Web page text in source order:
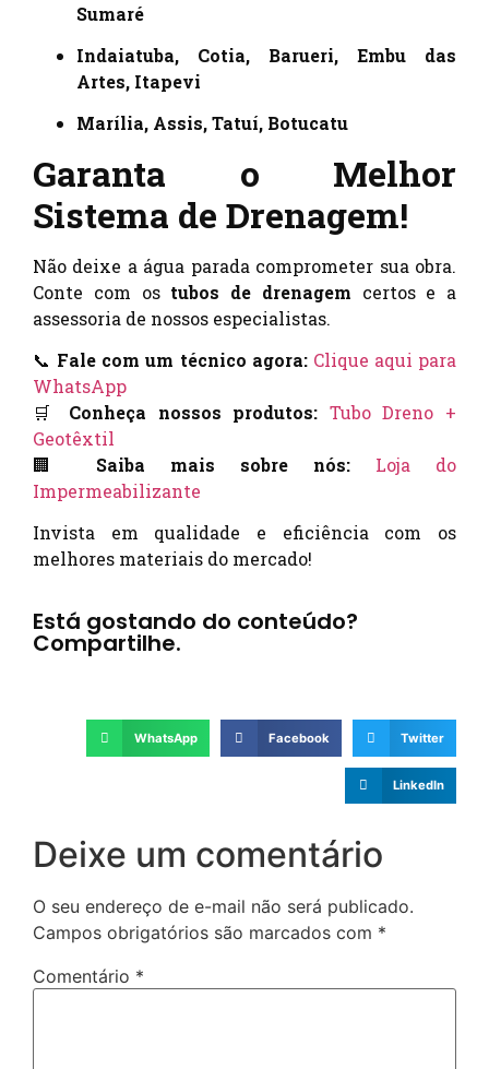
Sumaré
Indaiatuba, Cotia, Barueri, Embu das
Artes, Itapevi
Marília, Assis, Tatuí, Botucatu
Garanta o Melhor
Sistema de Drenagem!
Não deixe a água parada comprometer sua obra.
Conte com os tubos de drenagem certos e a
assessoria de nossos especialistas.
📞 Fale com um técnico agora: Clique aqui para
WhatsApp
🛒 Conheça nossos produtos: Tubo Dreno +
Geotêxtil
🏢 Saiba mais sobre nós:
Loja do
Impermeabilizante
Invista em qualidade e eficiência com os
melhores materiais do mercado!
Está gostando do conteúdo?
Compartilhe.
WhatsApp Facebook Twitter
LinkedIn
Deixe um comentário
O seu endereço de e-mail não será publicado.
Campos obrigatórios são marcados com *
Comentário *